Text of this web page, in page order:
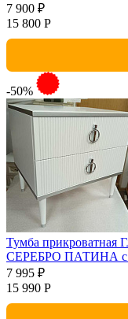
7 900 ₽
15 800 Р
-50%
Тумба
СЕРЕБРО ПАТИНА с
7 995 ₽
15 990 Р